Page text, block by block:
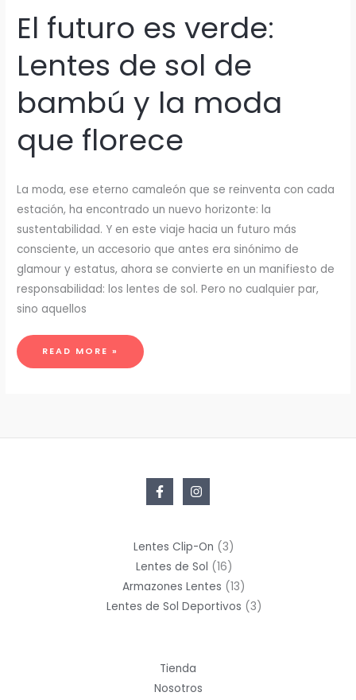
El futuro es verde:
Lentes de sol de
bambú y la moda
que florece
La moda, ese eterno camaleón que se reinventa con cada
estación, ha encontrado un nuevo horizonte: la
sustentabilidad. Y en este viaje hacia un futuro más
consciente, un accesorio que antes era sinónimo de
glamour y estatus, ahora se convierte en un manifiesto de
responsabilidad: los lentes de sol. Pero no cualquier par,
sino aquellos
EL
ES
MODA
READ MORE »
Lentes Clip-On 33
productos
Lentes de Sol 1616
productos
Armazones Lentes 1313
productos
Lentes de Sol Deportivos 33
Tienda
Nosotros